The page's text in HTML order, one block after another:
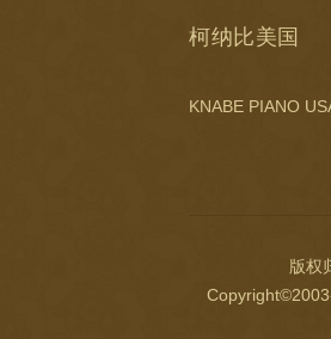
柯纳比美国
KNABE PIANO
版权